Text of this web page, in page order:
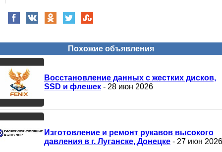
Похожие объявления
Восстановление данных с жестких дисков,
SSD и флешек - 28 июн 2026
Изготовление и ремонт рукавов высокого
давления в г. Луганске, Донецке - 27 июн 2026